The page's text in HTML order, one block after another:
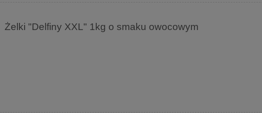
Żelki "Delfiny XXL" 1kg o smaku owocowym